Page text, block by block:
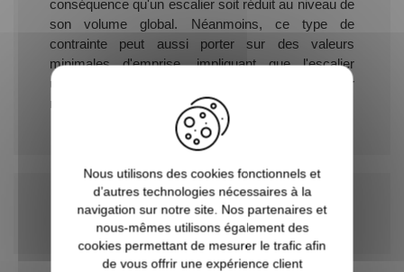
conséquence qu'un escalier soit réduit au niveau de
son volume global. Néanmoins, ce type de
contrainte peut aussi porter sur des valeurs
minimales d'emprise, impliquant que l'escalier
utilise un volume de reculement suffisant par
rapport à la construction globale d'une habitation.
5articles
Trier par
Par
ordre
décroissant
Nous utilisons des cookies fonctionnels et
d’autres technologies nécessaires à la
navigation sur notre site. Nos partenaires et
nous-mêmes utilisons également des
cookies permettant de mesurer le trafic afin
de vous offrir une expérience client